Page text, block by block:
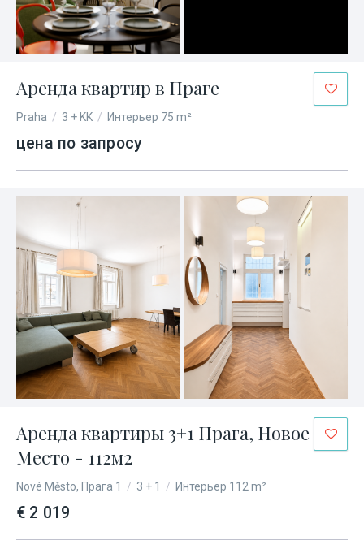
Аренда квартир в Праге
Praha / 3 + KK / Интерьер 75 m²
цена по запросу
Аренда квартиры 3+1 Прага, Новое
Место - 112м2
Nové Město, Прага 1 / 3 + 1 / Интерьер 112 m²
€ 2 019